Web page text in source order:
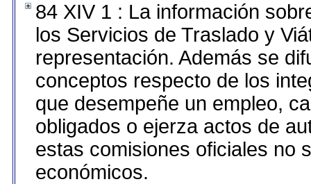
84 XIV 1 : La información
los Servicios de Traslado y
representación. Además se
conceptos respecto de los
que desempeñe un empleo,
obligados o ejerza actos de
estas comisiones oficiales no
económicos.